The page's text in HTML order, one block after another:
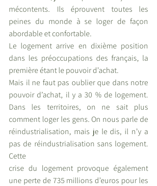
mécontents. Ils éprouvent toutes les
peines du monde à se loger de façon
abordable et confortable.
Le logement arrive en dixième position
dans les préoccupations des français, la
première étant le pouvoir d’achat.
Mais il ne faut pas oublier que dans notre
pouvoir d’achat, il y a 30 % de logement.
Dans les territoires, on ne sait plus
comment loger les gens. On nous parle de
réindustrialisation, mais je le dis, il n’y a
pas de réindustrialisation sans logement.
Cette
crise du logement provoque également
une perte de 735 millions d’euros pour les